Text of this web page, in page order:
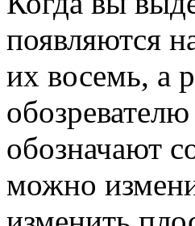
появляются
их восемь, а
обозначают
можно